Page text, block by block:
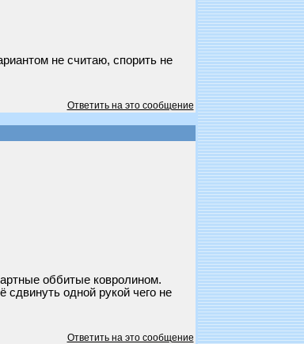
не считаю, спорить не
Ответить на это сообщение
оббитые ковролином.
одной рукой чего не
Ответить на это сообщение